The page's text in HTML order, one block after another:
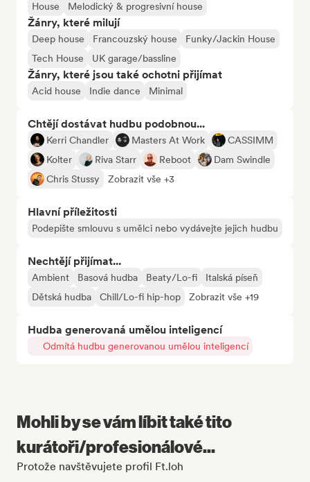
House Melodický & progresivní house
Žánry, které milují
Deep house Francouzský house
Funky/Jackin House
Tech House
UK garage/bassline
Žánry, které jsou také ochotni přijímat
Acid house Indie dance Minimal
Chtějí dostávat hudbu podobnou...
Kerri Chandler Masters At Work
CASSIMM
Kolter
Riva Starr Reboot
Dam Swindle
Chris Stussy
Zobrazit vše +3
Hlavní příležitosti
Podepište smlouvu s umělci nebo vydávejte jejich hudbu
Nechtějí přijímat...
Ambient Basová hudba Beaty/Lo-fi
Italská píseň
Dětská hudba
Chill/Lo-fi hip-hop Zobrazit vše +19
Hudba generovaná umělou inteligencí
Odmítá hudbu generovanou umělou inteligencí
Mohli by se vám líbit také tito
kurátoři/profesionálové...
Protože navštěvujete profil Ft.loh